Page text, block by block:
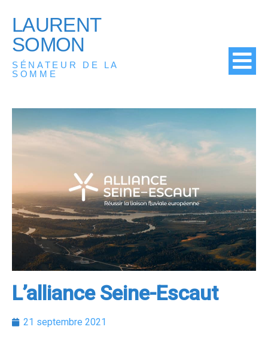
LAURENT
SOMON
SÉNATEUR DE LA
SOMME
L’alliance Seine-Escaut
21 septembre 2021